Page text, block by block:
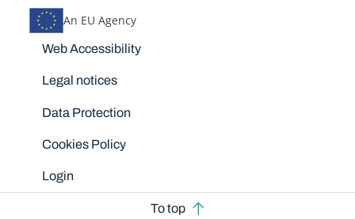
An EU Agency
Disclaimers
Web Accessibility
Legal notices
Data Protection
Cookies Policy
Login
To top